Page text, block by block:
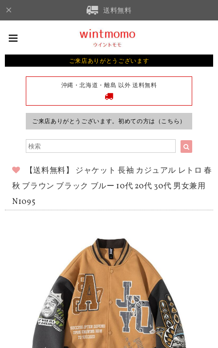
送料無料
ご来店ありがとうございます
沖縄・北海道・離島 以外 送料無料
ご来店ありがとうございます。初めての方は（こちら）
【送料無料】 ジャケット 長袖 カジュアル レトロ 春
秋 ブラウン ブラック ブルー 10代 20代 30代 男女兼用
N1095